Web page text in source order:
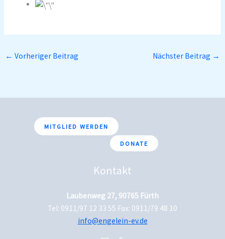
← Vorheriger Beitrag Nächster Beitrag →
MITGLIED WERDEN
DONATE
Kontakt
Laubenweg 27, 90765 Fürth
Tel: 0911/97 12 33 55 Fax: 0911/79 48 10
info@engelein-ev.de